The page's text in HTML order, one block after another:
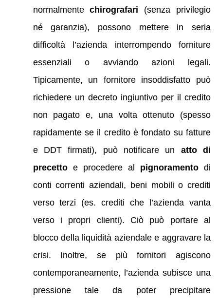
normalmentechirografari (senza privilegio
né garanzia), possono mettere in seria
difficoltà l’azienda interrompendo forniture
essenziali o avviando azioni legali.
Tipicamente, un fornitore insoddisfatto può
richiedere un decreto ingiuntivo per il credito
non pagato e, una volta ottenuto (spesso
rapidamente se il credito è fondato su fatture
e DDT firmati), può notificare un atto di
precettoe procedere al pignoramentodi
conti correnti aziendali, beni mobili o crediti
verso terzi (es. crediti che l’azienda vanta
verso i propri clienti). Ciò può portare al
blocco della liquidità aziendale e aggravare la
crisi. Inoltre, se più fornitori agiscono
contemporaneamente, l’azienda subisce una
pressione tale da poter precipitare